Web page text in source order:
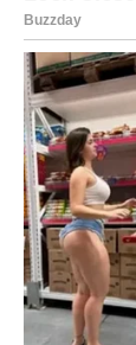
konačan
odluke,